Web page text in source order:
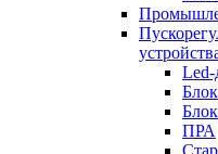
Led-
ПРА